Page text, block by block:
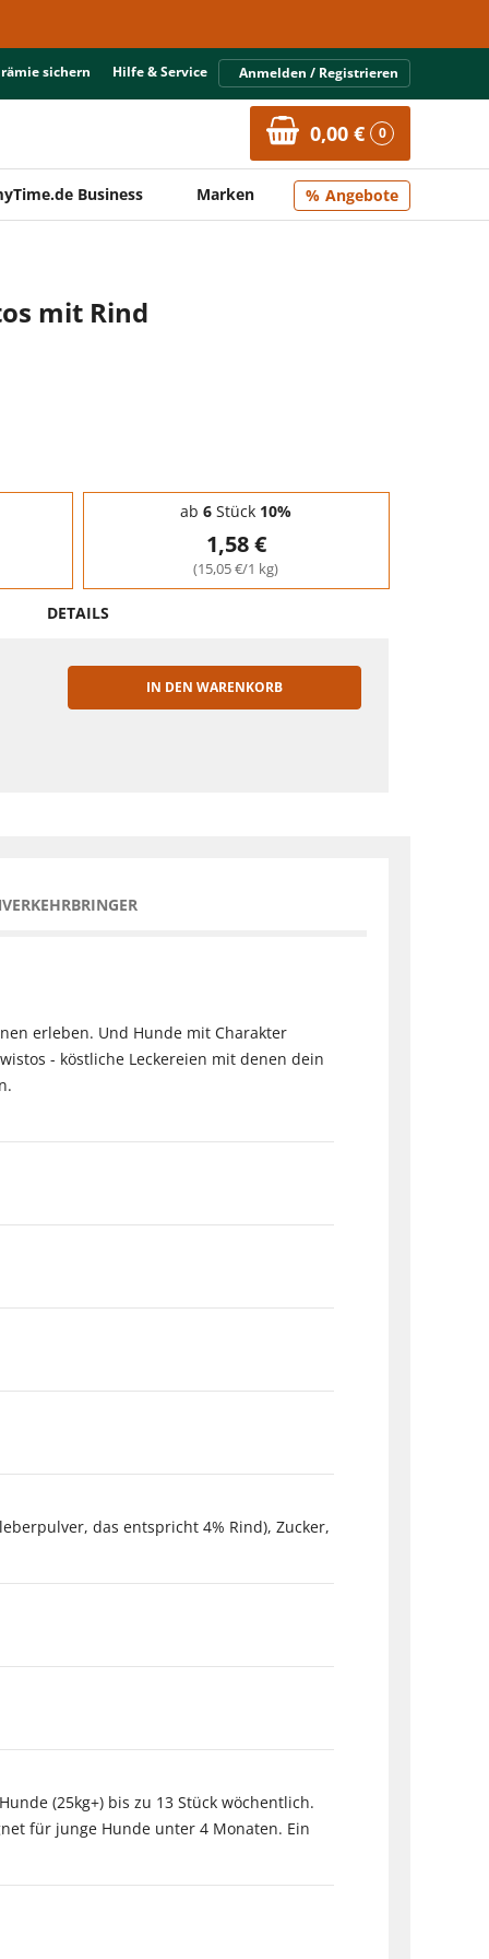
sichern Hilfe & Service Anmelden / Registrieren
0,00 € 0
Business Marken Angebote
mit Rind
ab 6 Stück 10%
1,58 €
(15,05 €/1 kg)
DETAILS
IN DEN WARENKORB
erleben. Und Hunde mit Charakter
- köstliche Leckereien mit denen dein
das entspricht 4% Rind), Zucker,
(25kg+) bis zu 13 Stück wöchentlich.
für junge Hunde unter 4 Monaten. Ein